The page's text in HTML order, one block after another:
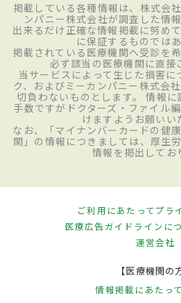
掲載している各種情報は、株式会
ンパニー株式会社が調査した情
出来るだけ正確な情報掲載に努め
に保証するものではあ
掲載されている医療機関へ受診を
必ず該当の医療機関に直接
当サービスによって生じた損害に
ク、およびミーカンパニー株式会
切負わないものとします。 情報
手数ですがドクターズ・ファイル
けますようお願いい
なお、「マイナンバーカードの健
関」の情報につきましては、厚生
情報を掲出してお
ご利用にあたってプラ
医療広告ガイドラインに
運営会社
【医療機関の
情報掲載にあたって